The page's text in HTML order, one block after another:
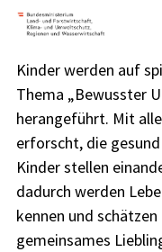
Kinder werden auf
Thema „Bewusster
herangeführt. Mit
erforscht, die
Kinder stellen
dadurch werden
kennen und
gemeinsames